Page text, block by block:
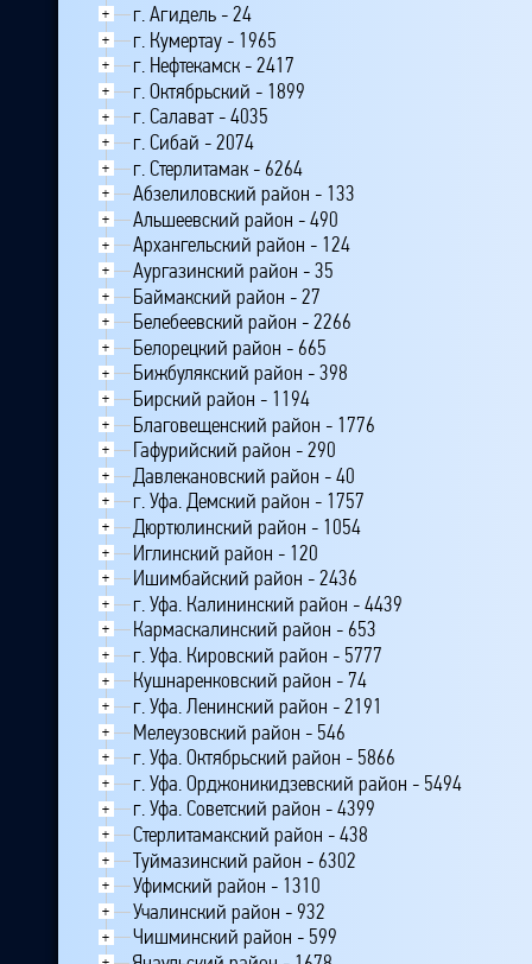
+ г. Агидель - 24
+ г. Кумертау - 1965
+ г. Нефтекамск - 2417
+ г. Октябрьский - 1899
+ г. Салават - 4035
+ г. Сибай - 2074
+ г. Стерлитамак - 6264
+ Абзелиловский район - 133
+ Альшеевский район - 490
+ Архангельский район - 124
+ Аургазинский район - 35
+ Баймакский район - 27
+ Белебеевский район - 2266
+ Белорецкий район - 665
+ Бижбулякский район - 398
+ Бирский район - 1194
+ Благовещенский район - 1776
+ Гафурийский район - 290
+ Давлекановский район - 40
+ г. Уфа. Демский район - 1757
+ Дюртюлинский район - 1054
+ Иглинский район - 120
+ Ишимбайский район - 2436
+ г. Уфа. Калининский район - 4439
+ Кармаскалинский район - 653
+ г. Уфа. Кировский район - 5777
+ Кушнаренковский район - 74
+ г. Уфа. Ленинский район - 2191
+ Мелеузовский район - 546
+ г. Уфа. Октябрьский район - 5866
+ г. Уфа. Орджоникидзевский район - 5494
+ г. Уфа. Советский район - 4399
+ Стерлитамакский район - 438
+ Туймазинский район - 6302
+ Уфимский район - 1310
+ Учалинский район - 932
+ Чишминский район - 599